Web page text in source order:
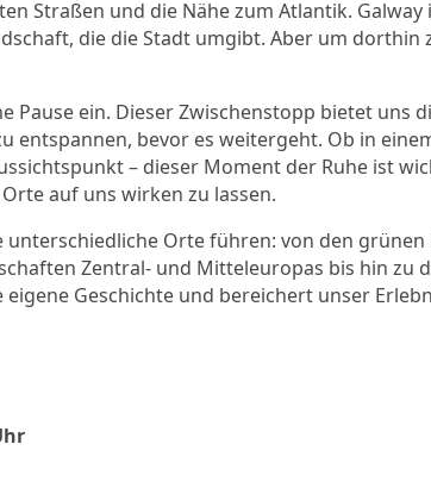
Straßen und die Nähe zum Atlantik.
die die Stadt umgibt. Aber um
Pause ein. Dieser Zwischenstopp bietet uns
entspannen, bevor es weitergeht. Ob in
– dieser Moment der Ruhe ist
auf uns wirken zu lassen.
unterschiedliche Orte führen: von den
Zentral- und Mitteleuropas bis hin zu
eigene Geschichte und bereichert unser